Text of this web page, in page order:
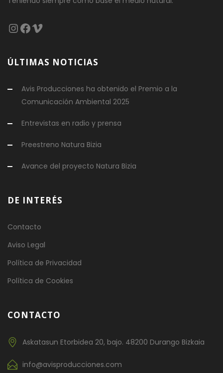
Instagram
Facebook
Vimeo
ÚLTIMAS NOTICIAS
Avis Producciones ha obtenido el Premio a la
Comunicación Ambiental 2025
Entrevistas en radio y prensa
Preestreno Natura Bizia
Avance del proyecto Natura Bizia
DE INTERÉS
Contacto
Aviso Legal
Política de Privacidad
Política de Cookies
CONTACTO
Askatasun Etorbidea 20, bajo. 48200 Durango Bizkaia
info@avisproducciones.com